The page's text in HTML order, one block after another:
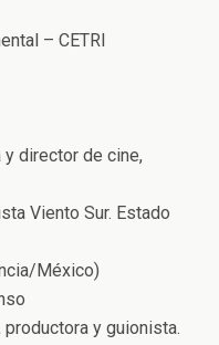
– CETRI
y director de cine,
Viento Sur. Estado
México)
productora y guionista.